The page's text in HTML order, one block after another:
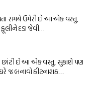
સમયે ઉમેરી દો આ એક વસ્તુ,
દડા જેવી…
છાંટી દો આ એક વસ્તુ, સુકાશે પણ
જ બનાવો કીટનાશક…